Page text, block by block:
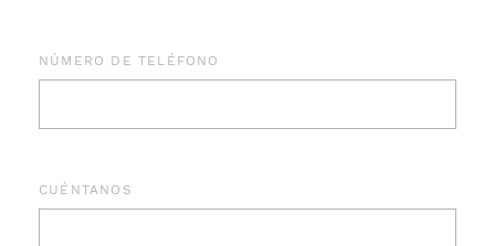
NÚMERO DE TELÉFONO
CUÉNTANOS